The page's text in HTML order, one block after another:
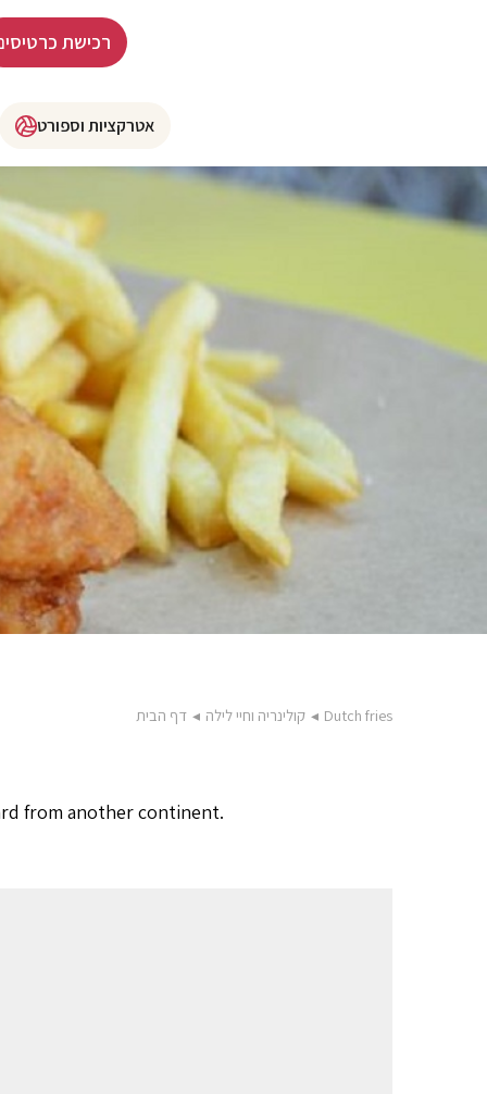
רכישת
אטרקציות וספורט
דף הבית ◂ קולינריה וחיי לילה ◂ Dutch fries
from another continent.